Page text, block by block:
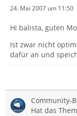
24. Mai 2007 um 11:50
Hi balista, guten
Ist zwar nicht
dafür an und
Community-
Hat das